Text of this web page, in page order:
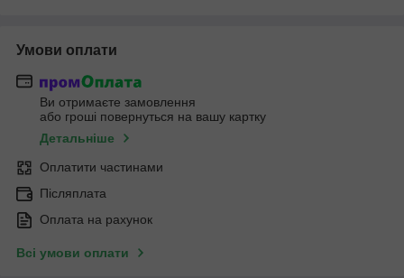
Умови оплати
Ви отримаєте замовлення
або гроші повернуться на вашу картку
Детальніше
Оплатити частинами
Післяплата
Оплата на рахунок
Всі умови оплати